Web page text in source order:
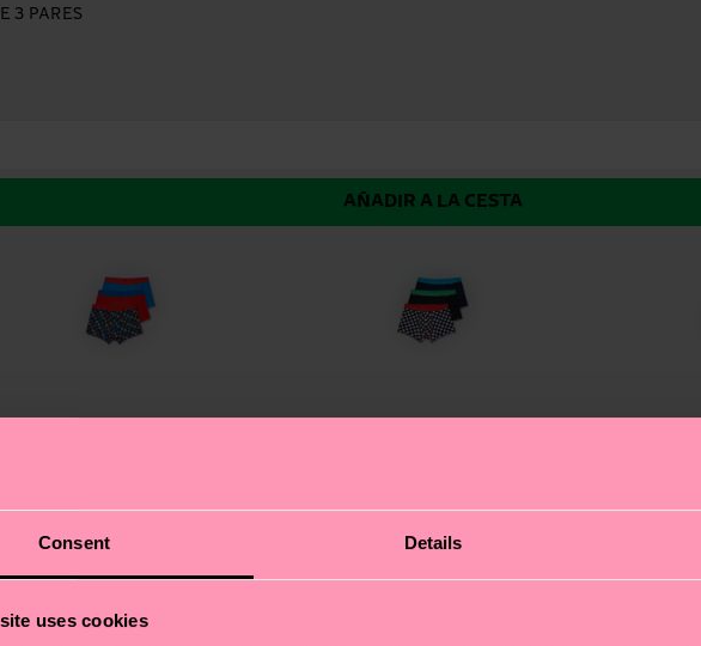
Consent Details
uses cookies
3 PARES
AÑADIR A LA CESTA
nuestro pack de 3 bóxers Black Mix, pensado para el hombre
en blanco y negro y dos bóxers negros con un toque extra: nuestro
fácil para expresarte a tu manera. Y por supuesto, no todo es
cualquier aventura del día a día. El regalo ideal para ese